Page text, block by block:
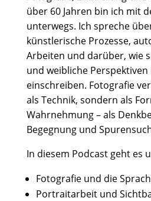
über 60 Jahren bin ich mit
unterwegs. Ich spreche
künstlerische Prozesse,
Arbeiten und darüber, wie
und weibliche
einschreiben. Fotografie
als Technik, sondern als
Wahrnehmung – als
Begegnung und
In diesem Podcast geht es
Fotografie und die
Portraitarbeit und